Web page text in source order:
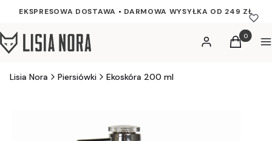
EKSPRESOWA DOSTAWA • DARMOWA WYSYŁKA OD 249 ZŁ
Zaloguj sięProdukty
Koszyk
Lisia Nora Piersiówki Ekoskóra 200 ml